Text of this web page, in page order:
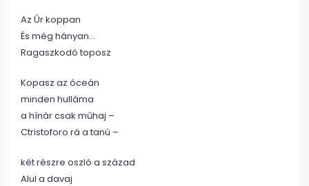
Az Úr koppan
És még hányan…
Ragaszkodó toposz
Kopasz az óceán
minden hulláma
a hínár csak műhaj –
Ctristoforo rá a tanú –
két részre oszló a század
Alul a davaj